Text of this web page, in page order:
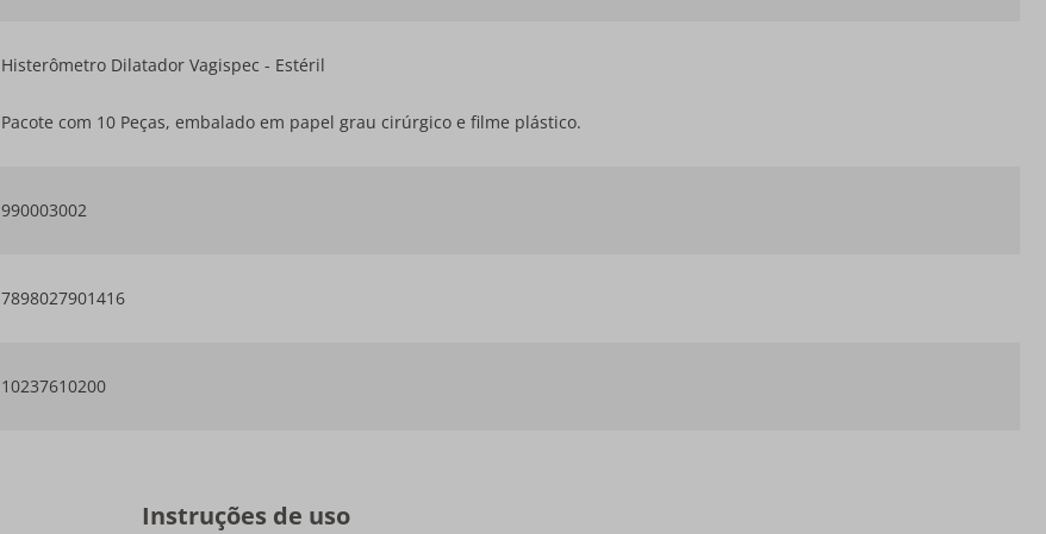
Histerômetro Dilatador Vagispec - Estéril
Pacote com 10 Peças, embalado em papel grau cirúrgico e filme plástico.
990003002
7898027901416
10237610200
Instruções de uso